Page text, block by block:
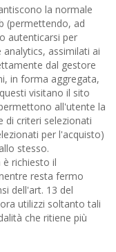
la normale
(permettendo, ad
autenticarsi per
assimilati ai
dal gestore
in forma aggregata,
visitano il sito
all'utente la
di criteri selezionati
per l'acquisto)
stesso.
richiesto il
resta fermo
dell'art. 13 del
utilizzi soltanto tali
che ritiene più